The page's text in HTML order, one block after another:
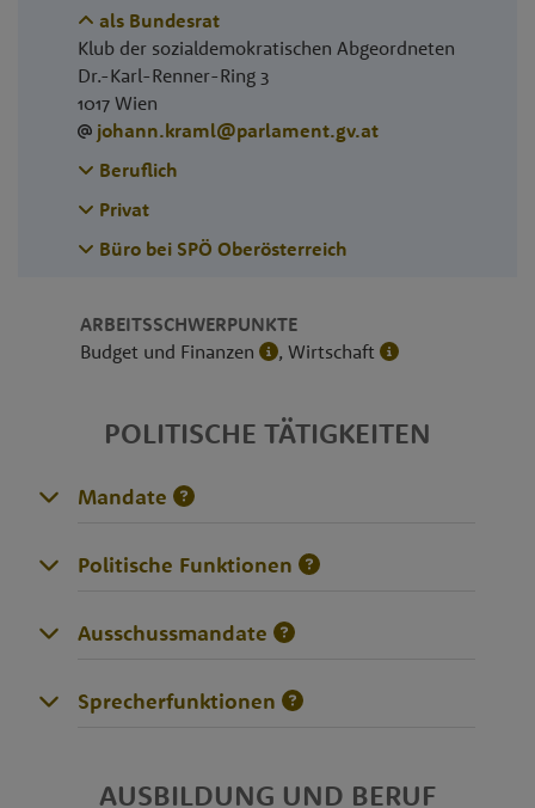
als Bundesrat
Klub der sozialdemokratischen Abgeordneten
Dr.-Karl-Renner-Ring 3
1017 Wien
johann.kraml@parlament.gv.at
Beruflich
Privat
Büro bei SPÖ Oberösterreich
ARBEITSSCHWERPUNKTE
Budget und Finanzen
, Wirtschaft
POLITISCHE TÄTIGKEITEN
Mandate
Politische Funktionen
Ausschussmandate
Sprecherfunktionen
AUSBILDUNG UND BERUF